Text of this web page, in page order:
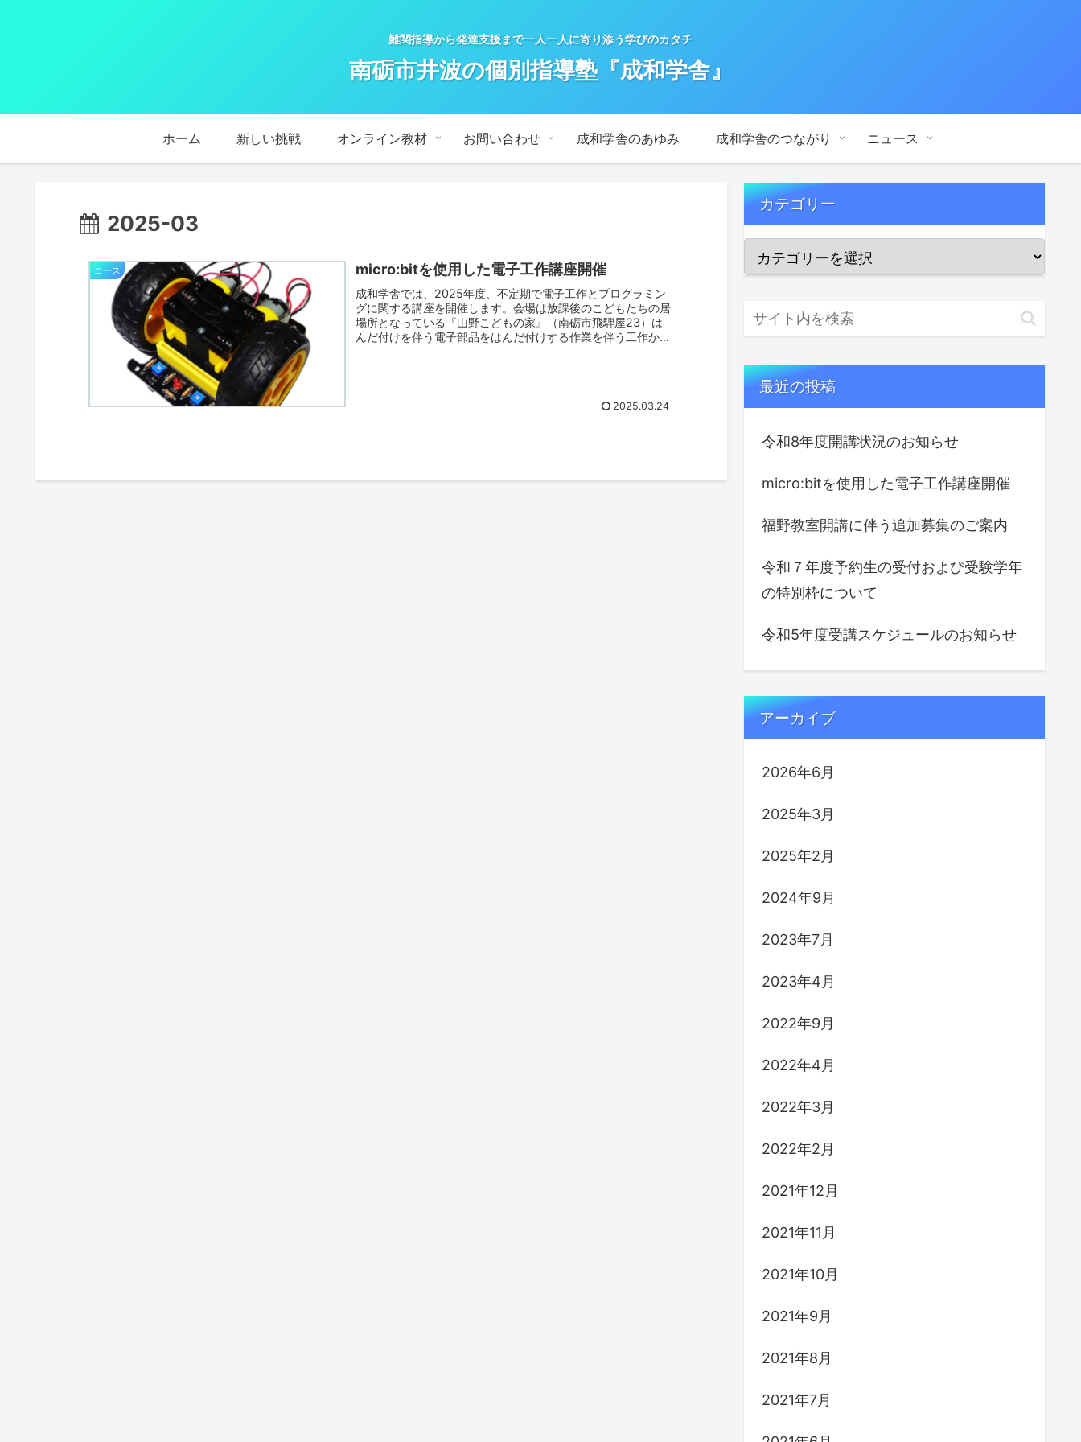
難関指導から発達支援まで一人一人に寄り添う学びのカタチ
南砺市井波の個別指導塾『成和学舎』
ホーム 新しい挑戦 オンライン教材 お問い合わせ 成和学舎のあゆみ 成和学舎のつながり ニュース
2025-03
コース micro:bitを使用した電子工作講座開催
成和学舎では、2025年度、不定期で電子工作とプログラミン
グに関する講座を開催します。会場は放課後のこどもたちの居
場所となっている『山野こどもの家』（南砺市飛騨屋23）は
んだ付けを伴う電子部品をはんだ付けする作業を伴う工作か
2025.03.24
カテゴリー
最近の投稿
令和8年度開講状況のお知らせ
micro:bitを使用した電子工作講座開催
福野教室開講に伴う追加募集のご案内
令和７年度予約生の受付および受験学年
の特別枠について
令和5年度受講スケジュールのお知らせ
アーカイブ
2026年6月
2025年3月
2025年2月
2024年9月
2023年7月
2023年4月
2022年9月
2022年4月
2022年3月
2022年2月
2021年12月
2021年11月
2021年10月
2021年9月
2021年8月
2021年7月